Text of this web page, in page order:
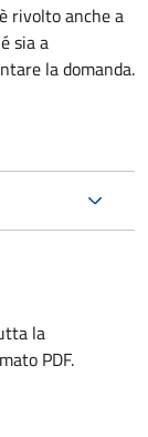
rivolto anche a
sia a
la domanda.
la
PDF.